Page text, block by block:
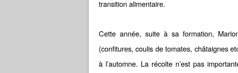
transition alimentaire.
Cette année, suite à sa formation,
(confitures, coulis de tomates, châtaignes
à l’automne. La récolte n’est pas